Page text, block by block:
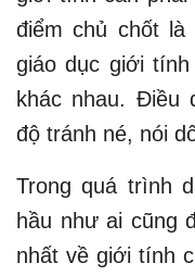
điểm chủ chốt là
giáo dục giới
khác nhau. Điều
độ tránh né, nói
Trong quá trình
hầu như ai cũng
nhất về giới tính